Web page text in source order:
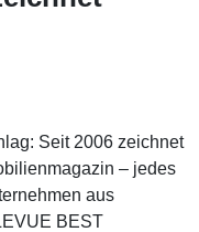
Seit 2006 zeichnet
– jedes
aus
BEST